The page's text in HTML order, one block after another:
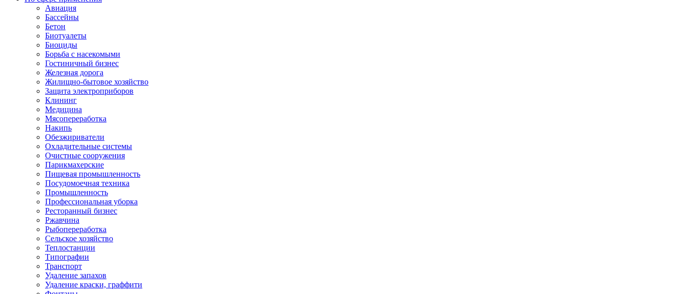
Авиация
Бассейны
Бетон
Биотуалеты
Биоциды
Борьба с насекомыми
Гостиничный бизнес
Железная дорога
Жилищно-бытовое хозяйство
Защита электроприборов
Клининг
Медицина
Мясопереработка
Накипь
Обезжириватели
Охладительные системы
Очистные сооружения
Парикмахерские
Пищевая промышленность
Посудомоечная техника
Промышленность
Профессиональная уборка
Ресторанный бизнес
Ржавчина
Рыбопереработка
Сельское хозяйство
Теплостанции
Типографии
Транспорт
Удаление запахов
Удаление краски, граффити